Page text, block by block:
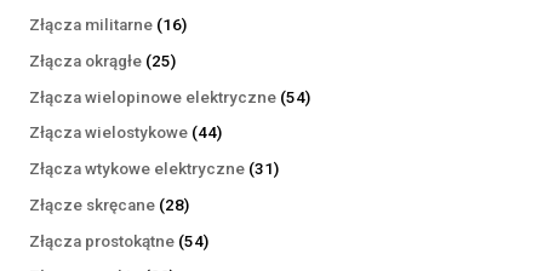
produktów
Złącza militarne 1616
Złącza okrągłe 2525
produktów
Złącza wielopinowe elektryczne 5454
Złącza wielostykowe 4444
produkty
Złącza wtykowe elektryczne 3131
Złącze skręcane 2828
produktów
Złącza prostokątne 5454